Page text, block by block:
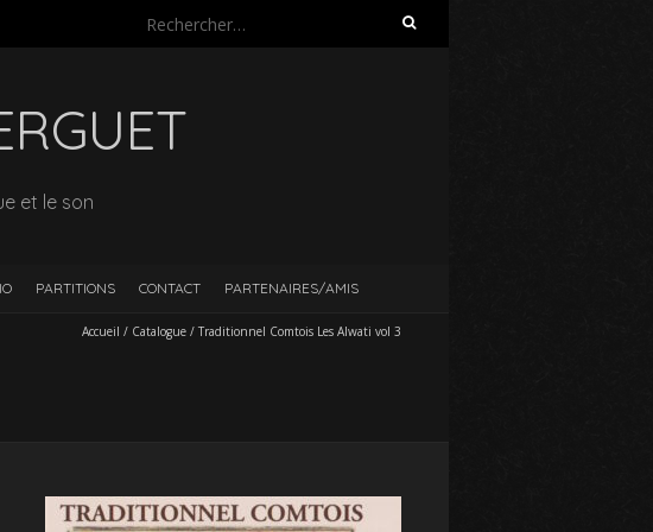
Rechercher :
et le son
PARTITIONS CONTACT PARTENAIRES/AMIS
Accueil / Catalogue / Traditionnel Comtois Les Alwati vol 3